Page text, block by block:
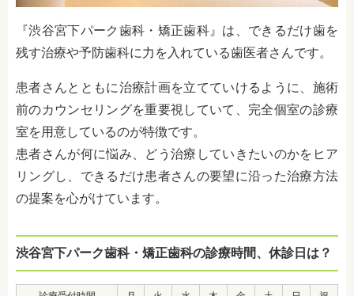
『渋谷宮下パーク歯科・矯正歯科』は、できるだけ歯を
残す治療や予防歯科に力を入れている歯医者さんです。
患者さんとともに治療計画を立てていけるように、施術
前のカウンセリングを重要視していて、完全個室の診療
室を用意しているのが特徴です。
患者さんが何に悩み、どう治療していきたいのかをヒア
リングし、できるだけ患者さんの要望に沿った治療方法
の提案を心がけています。
渋谷宮下パーク歯科・矯正歯科の診療時間、休診日は？